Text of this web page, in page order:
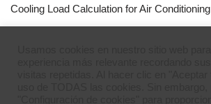
Cooling Load Calculation for Air Conditioning